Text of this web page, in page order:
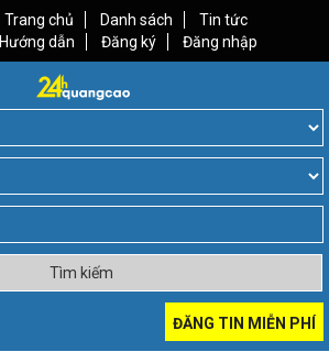
Trang chủ Danh sách
Tin tức
Hướng dẫn Đăng ký Đăng nhập
Tìm kiếm
ĐĂNG TIN MIỄN PHÍ